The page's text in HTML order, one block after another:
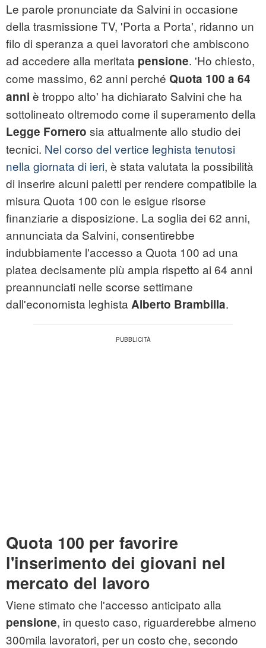
Le parole pronunciate da Salvini in occasione
della trasmissione TV, 'Porta a Porta', ridanno un
filo di speranza a quei lavoratori che ambiscono
ad accedere alla meritata pensione. 'Ho chiesto,
come massimo, 62 anni perché Quota 100 a 64
anni è troppo alto' ha dichiarato Salvini che ha
sottolineato oltremodo come il superamento della
Legge Fornero sia attualmente allo studio dei
tecnici. Nel corso del vertice leghista tenutosi
nella giornata di ieri, è stata valutata la possibilità
di inserire alcuni paletti per rendere compatibile la
misura Quota 100 con le esigue risorse
finanziarie a disposizione. La soglia dei 62 anni,
annunciata da Salvini, consentirebbe
indubbiamente l'accesso a Quota 100 ad una
platea decisamente più ampia rispetto ai 64 anni
preannunciati nelle scorse settimane
dall'economista leghista Alberto Brambilla.
Quota 100 per favorire
l'inserimento dei giovani nel
mercato del lavoro
Viene stimato che l'accesso anticipato alla
pensione, in questo caso, riguarderebbe almeno
300mila lavoratori, per un costo che, secondo